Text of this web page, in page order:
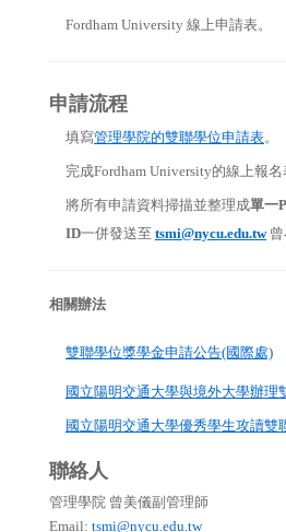
Fordham University 線上申請表。
申請流程
填寫管理學院的雙聯學位申請表。
完成Fordham University的線上報名
將所有申請資料掃描並整理成單一
ID一併發送至 tsmi@nycu.edu.tw曾
相關辦法
雙聯學位獎學金申請公告(國際處)
國立陽明交通大學與境外大學辦理
國立陽明交通大學優秀學生攻讀雙
聯絡人
管理學院 曾美儀副管理師
Email: tsmi@nycu.edu.tw